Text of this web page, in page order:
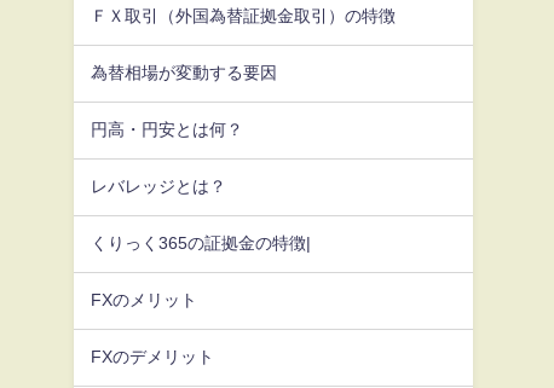
ＦＸ取引（外国為替証拠金取引）の特徴
為替相場が変動する要因
円高・円安とは何？
レバレッジとは？
くりっく365の証拠金の特徴|
FXのメリット
FXのデメリット